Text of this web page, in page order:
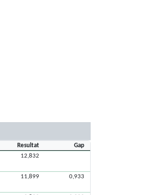
Resultat
Gap
12,832
11,899 0,933